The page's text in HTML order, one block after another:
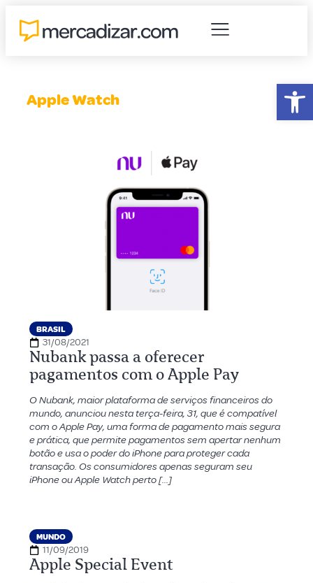
Apple Watch
BRASIL
31/08/2021
Nubank passa a oferecer
pagamentos com o Apple Pay
O Nubank, maior plataforma de serviços financeiros do
mundo, anunciou nesta terça-feira, 31, que é compatível
com o Apple Pay, uma forma de pagamento mais segura
e prática, que permite pagamentos sem apertar nenhum
botão e usa o poder do iPhone para proteger cada
transação. Os consumidores apenas seguram seu
iPhone ou Apple Watch perto […]
MUNDO
11/09/2019
Apple Special Event